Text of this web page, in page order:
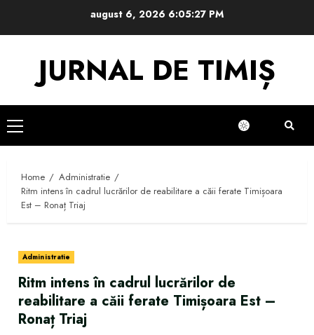
august 6, 2026 6:05:28 PM
JURNAL DE TIMIȘ
Primary
Menu
Home
Administratie
Ritm intens în cadrul lucrărilor de reabilitare a căii ferate Timișoara
Est – Ronaț Triaj
Administratie
Ritm intens în cadrul lucrărilor de
reabilitare a căii ferate Timișoara Est –
Ronaț Triaj